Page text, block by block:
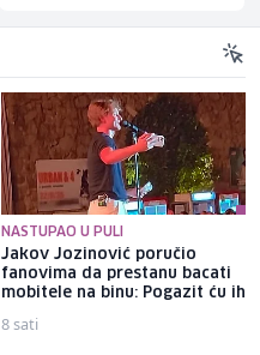
NASTUPAO U PULI
Jakov Jozinović poručio
fanovima da prestanu bacati
mobitele na binu: Pogazit ću ih
8 sati